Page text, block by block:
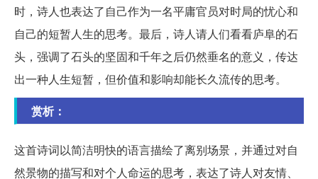
时，诗人也表达了自己作为一名平庸官员对时局的忧心和
自己的短暂人生的思考。最后，诗人请人们看看庐阜的石
头，强调了石头的坚固和千年之后仍然垂名的意义，传达
出一种人生短暂，但价值和影响却能长久流传的思考。
赏析：
这首诗词以简洁明快的语言描绘了离别场景，并通过对自
然景物的描写和对个人命运的思考，表达了诗人对友情、